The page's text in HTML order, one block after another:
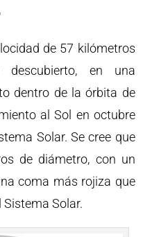
de 57 kilómetros
en una
dentro de la órbita de
al Sol en octubre
Solar. Se cree que
de diámetro, con un
coma más rojiza que
Solar.